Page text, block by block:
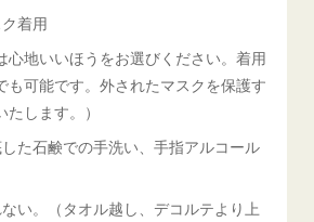
着用
心地いいほうをお選びください。着用
も可能です。外されたマスクを保護す
します。）
た石鹸での手洗い、手指アルコール
い。（タオル越し、デコルテより上